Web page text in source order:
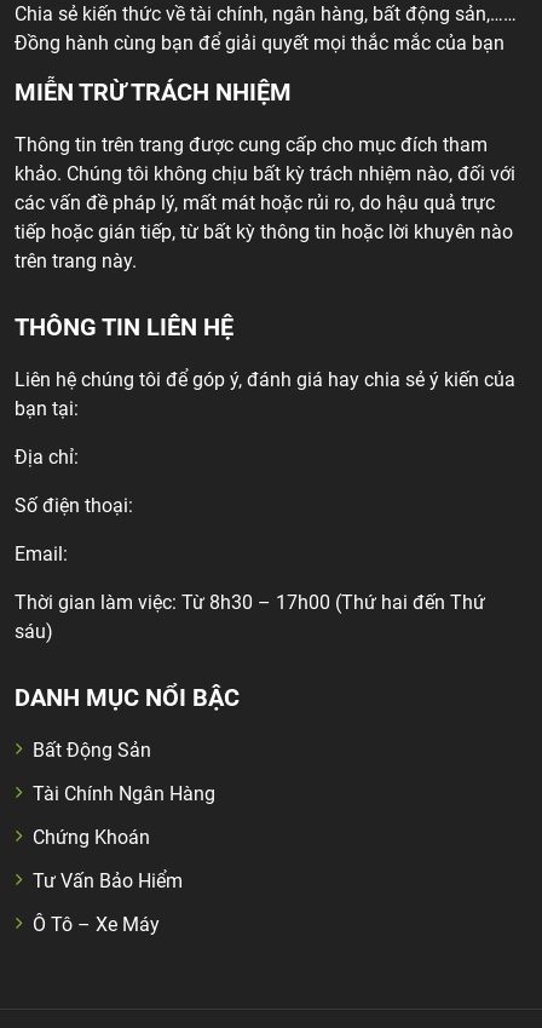
Chia sẻ kiến thức về tài chính, ngân hàng, bất động sản,……
Đồng hành cùng bạn để giải quyết mọi thắc mắc của bạn
MIỄN TRỪ TRÁCH NHIỆM
Thông tin trên trang được cung cấp cho mục đích tham
khảo. Chúng tôi không chịu bất kỳ trách nhiệm nào, đối với
các vấn đề pháp lý, mất mát hoặc rủi ro, do hậu quả trực
tiếp hoặc gián tiếp, từ bất kỳ thông tin hoặc lời khuyên nào
trên trang này.
THÔNG TIN LIÊN HỆ
Liên hệ chúng tôi để góp ý, đánh giá hay chia sẻ ý kiến của
bạn tại:
Địa chỉ:
Số điện thoại:
Email:
Thời gian làm việc: Từ 8h30 – 17h00 (Thứ hai đến Thứ
sáu)
DANH MỤC NỔI BẬC
Bất Động Sản
Tài Chính Ngân Hàng
Chứng Khoán
Tư Vấn Bảo Hiểm
Ô Tô – Xe Máy